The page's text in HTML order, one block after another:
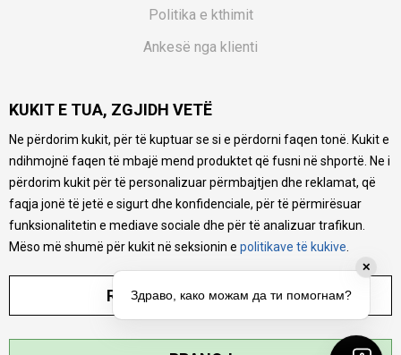
Politika e kthimit
Ankesë nga klienti
Pyetjet më të shpeshta
Ne bëjmë çmos që të ofrojmë një përshkrim sa më të saktë
të produkteve tona, ofrojmë edhe foto e çmimin, por nuk
mund të garantojmë që informacioni është i plotë e pa
gabime. Të gjitha produktet janë pjesë e portfolios sonë, por
kjo nuk do të thotë se janë në gjendje në çdo çast.
KUKIT E TUA, ZGJIDH VETË
Ne përdorim kukit, për të kuptuar se si e përdorni faqen tonë. Kukit e
ndihmojnë faqen të mbajë mend produktet që fusni në shportë. Ne i
përdorim kukit për të personalizuar përmbajtjen dhe reklamat, që
faqja jonë të jetë e sigurt dhe konfidenciale, për të përmirësuar
funksionalitetin e mediave sociale dhe për të analizuar trafikun.
Mëso më shumë për kukit në seksionin e politikave të kukive
RREGULLO PARAMETRAT
✕
Здраво, како можам да ти помогнам?